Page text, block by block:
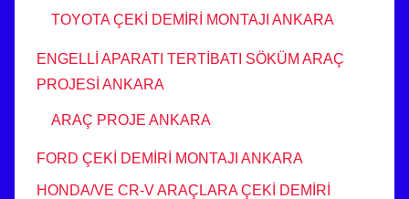
TOYOTA ÇEKİ DEMİRİ MONTAJI ANKARA
ENGELLİ APARATI TERTİBATI SÖKÜM ARAÇ
PROJESİ ANKARA
ARAÇ PROJE ANKARA
FORD ÇEKİ DEMİRİ MONTAJI ANKARA
HONDA/VE CR-V ARAÇLARA ÇEKİ DEMİRİ